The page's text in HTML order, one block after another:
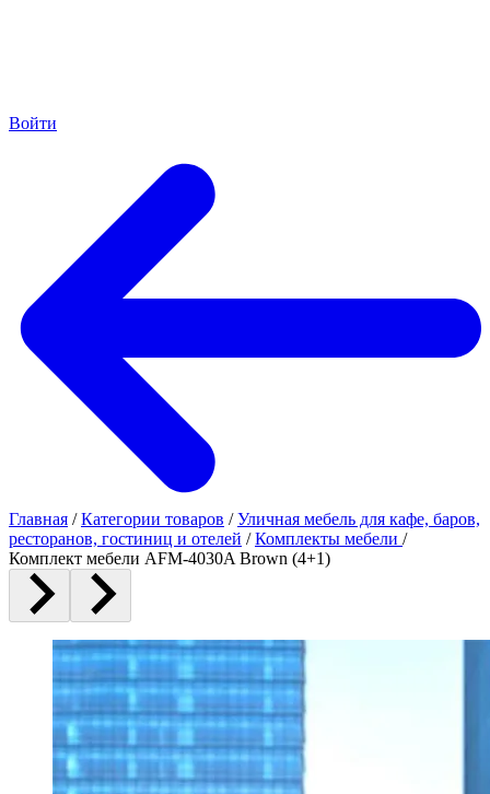
Войти
Главная / Категории товаров / Уличная мебель для кафе, баров,
ресторанов, гостиниц и отелей / Комплекты мебели /
Комплект мебели AFM-4030A Brown (4+1)